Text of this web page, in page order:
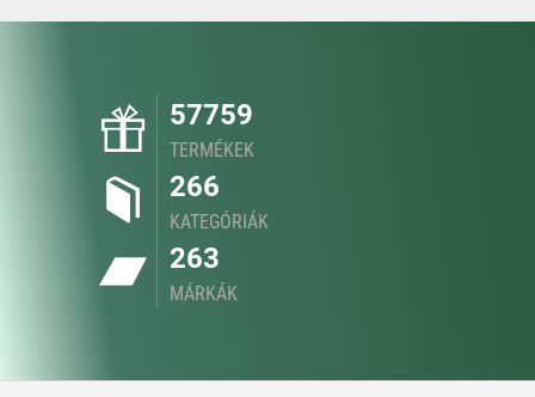
57759
TERMÉKEK
266
KATEGÓRIÁK
263
MÁRKÁK